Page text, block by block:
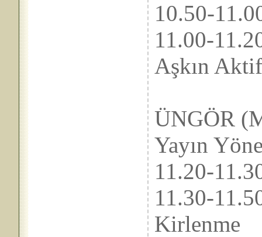
10.50-
11.00-
Aşkın
ÜNGÖR
Yayın
11.20-
11.30-
Kirlenme